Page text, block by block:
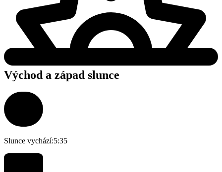
Východ a západ slunce
Slunce vychází:5:35